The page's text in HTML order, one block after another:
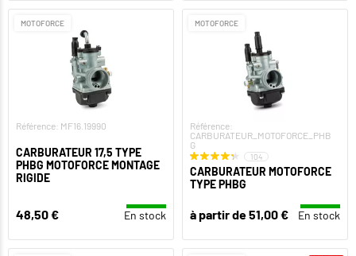
MOTOFORCE
Référence: MF16.19990
CARBURATEUR 17,5 TYPE
PHBG MOTOFORCE MONTAGE
RIGIDE
48,50 € En stock
MOTOFORCE
Référence:
CARBURATEUR_MOTOFORCE_PHB
G
104
CARBURATEUR MOTOFORCE
TYPE PHBG
à partir de 51,00 € En stock